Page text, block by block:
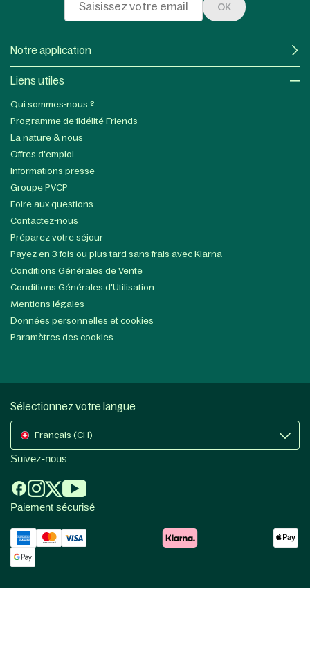
OK
Notre application
Liens utiles​
Qui sommes-nous ?
Programme de fidélité Friends
La nature & nous
Offres d'emploi
Informations presse
Groupe PVCP
Foire aux questions
Contactez-nous
Préparez votre séjour
Payez en 3 fois ou plus tard sans frais avec Klarna
Conditions Générales de Vente
Conditions Générales d'Utilisation
Mentions légales
Données personnelles et cookies
Paramètres des cookies
Sélectionnez votre langue
Français (CH)
Suivez-nous
Paiement sécurisé